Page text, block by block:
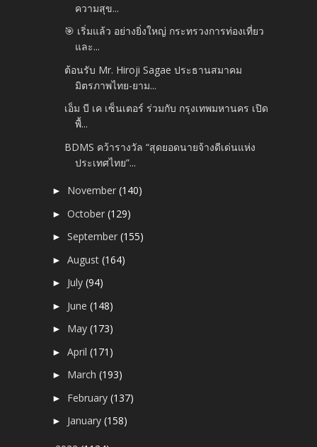
ความสุข...
🎯 เริ่มแล้ว อย่างยิ่งใหญ่ กระทรวงการท่องเที่ยว
และ...
ต้อนรับ Mr. Hiroji Sagae ประธานสมาคม
มิตรภาพไทย-ยาม...
เอ็ม บี เค เซ็นเตอร์ ร่วมกับ กรุงเทพมหานคร เปิด
พื้...
BDMS คว้ารางวัล “สุดยอดนายจ้างดีเด่นแห่ง
ประเทศไทย”...
► November(140)
►October(129)
►September(155)
►August(164)
► July(94)
► June(148)
► May(173)
►April(171)
► March(193)
► February(137)
► January(158)